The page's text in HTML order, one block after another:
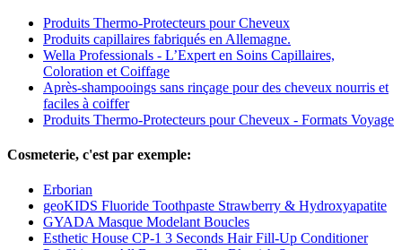
Produits Thermo-Protecteurs pour Cheveux
Produits capillaires fabriqués en Allemagne.
Wella Professionals - L’Expert en Soins Capillaires,
Coloration et Coiffage
Après-shampooings sans rinçage pour des cheveux nourris et
faciles à coiffer
Produits Thermo-Protecteurs pour Cheveux - Formats Voyage
Cosmeterie, c'est par exemple:
Erborian
geoKIDS Fluoride Toothpaste Strawberry & Hydroxyapatite
GYADA Masque Modelant Boucles
Esthetic House CP-1 3 Seconds Hair Fill-Up Conditioner